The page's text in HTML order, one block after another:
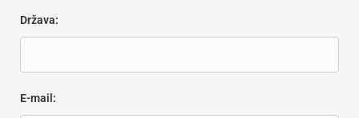
Država:
E-mail: